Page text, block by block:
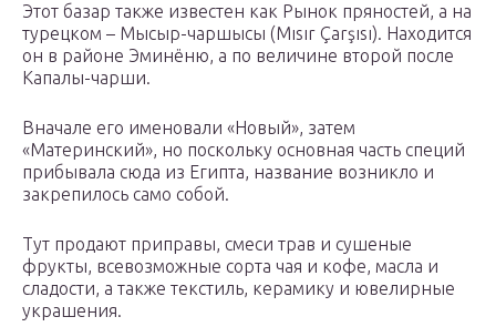
Этот базар также известен как Рынок пряностей, а на
турецком – Мысыр-чаршысы (Mısır Çarşısı). Находится
он в районе Эминёню, а по величине второй после
Капалы-чарши.
Вначале его именовали «Новый», затем
«Материнский», но поскольку основная часть специй
прибывала сюда из Египта, название возникло и
закрепилось само собой.
Тут продают приправы, смеси трав и сушеные
фрукты, всевозможные сорта чая и кофе, масла и
сладости, а также текстиль, керамику и ювелирные
украшения.